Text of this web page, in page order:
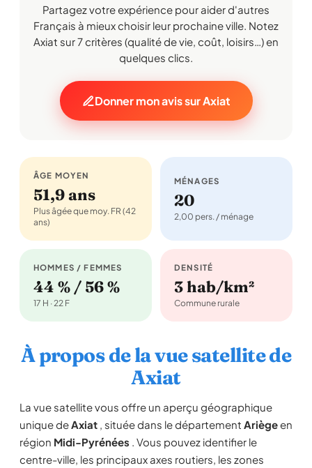
Partagez votre expérience pour aider d'autres
Français à mieux choisir leur prochaine ville. Notez
Axiat sur 7 critères (qualité de vie, coût, loisirs…) en
quelques clics.
Donner mon avis sur Axiat
ÂGE MOYEN
51,9 ans
Plus âgée que moy. FR (42
ans)
MÉNAGES
20
2,00 pers. / ménage
HOMMES / FEMMES
44 % / 56 %
17 H · 22 F
DENSITÉ
3 hab/km²
Commune rurale
À propos de la vue satellite de
Axiat
La vue satellite vous offre un aperçu géographique
unique deAxiat , située dans le département Ariègeen
région Midi-Pyrénées . Vous pouvez identifier le
centre-ville, les principaux axes routiers, les zones